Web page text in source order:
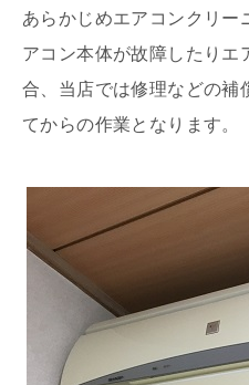
あらかじめエアコンクリー
アコン本体が故障したりエ
合、当店では修理などの補
てからの作業となります。